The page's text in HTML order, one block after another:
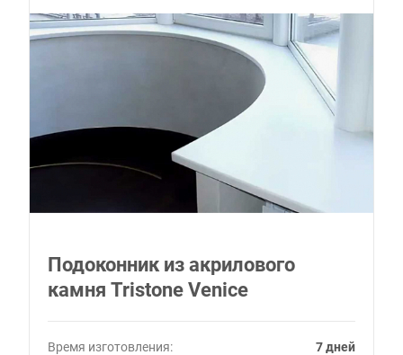
Подоконник из акрилового
камня Tristone Venice
Время изготовления: 7 дней